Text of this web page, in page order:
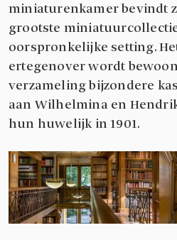
miniaturenkamer bevindt
grootste
oorspronkelijke setting.
ertegenover wordt
verzameling bijzondere
aan Wilhelmina en
hun huwelijk in 1901.